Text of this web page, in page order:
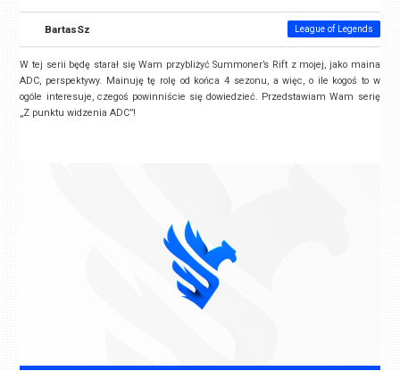
BartasSz League of Legends
W tej serii będę starał się Wam przybliżyć Summoner’s Rift z mojej, jako maina
ADC, perspektywy. Mainuję tę rolę od końca 4 sezonu, a więc, o ile kogoś to w
ogóle interesuje, czegoś powinniście się dowiedzieć. Przedstawiam Wam serię
„Z punktu widzenia ADC”!